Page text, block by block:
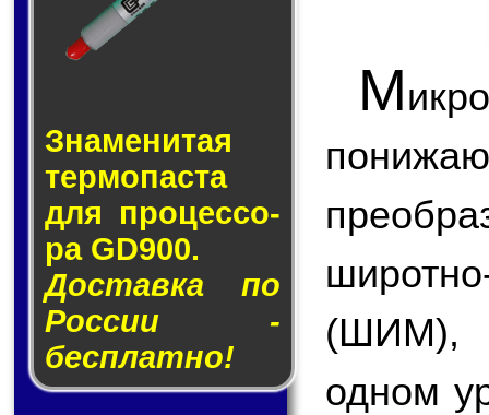
Знаменитая
тер­мо­пас­та
для про­цес­со­
ра GD900.
Доставка по
России -
бесплатно!
М
(ШИМ),
одном